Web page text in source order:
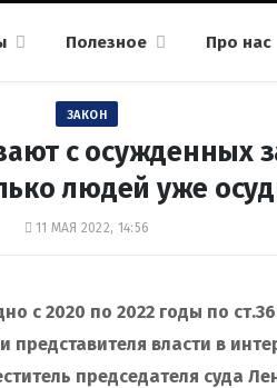
Полезное Про нас
ЗАКОН
с осужденных
людей уже
11 МАЯ 2022, 14:56
с 2020 по 2022 годы по
власти в
председателя суда